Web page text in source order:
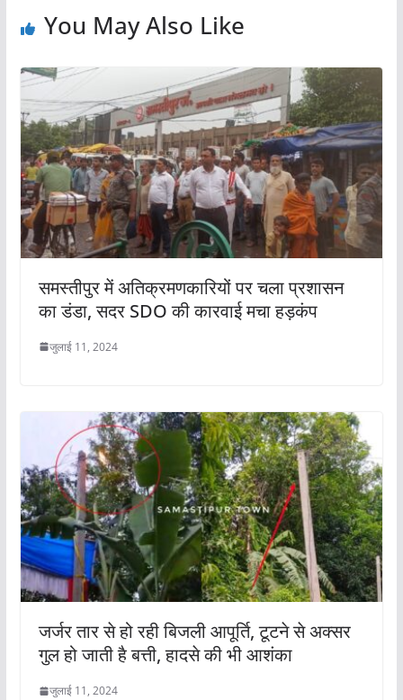
You May Also Like
समस्तीपुर में अतिक्रमणकारियों पर चला प्रशासन
का डंडा, सदर SDO की कारवाई मचा हड़कंप
जुलाई 11, 2024
जर्जर तार से हो रही बिजली आपूर्ति, टूटने से अक्सर
गुल हो जाती है बत्ती, हादसे की भी आशंका
जुलाई 11, 2024